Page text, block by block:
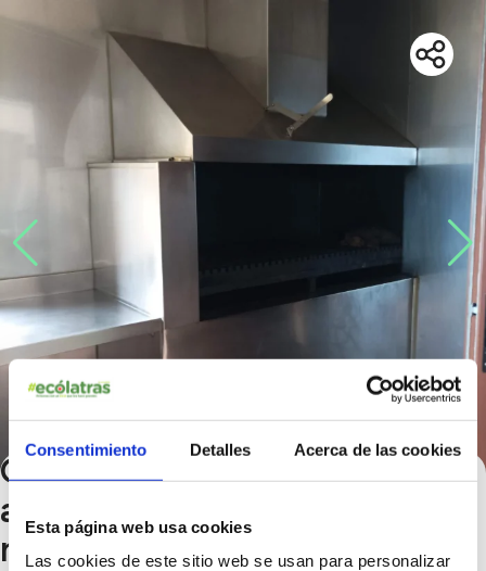
Consentimiento Detalles Acerca de las cookies
Esta página web usa cookies
Las cookies de este sitio web se usan para personalizar
Granja Los Barbusanos
apostando por la calidad y lo
natural